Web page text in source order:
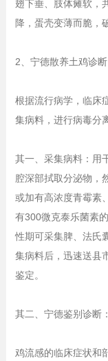
翅下垂、肢体瘫软，
降，蛋壳变薄而脆，
2、宁德散养土鸡诊断
根据流行病学，临床
集病料，进行病毒分
其一、采集病料：用
腔深部拭取分泌物，
或加有高浓度青霉素
有300微克泰乐菌素
性期可采集脾、法氏
集病料后，迅速送县
鉴定。
其二、宁德鉴别诊断：
鸡流感的临床症状和